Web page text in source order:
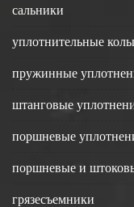
сальники
уплотнительные
пружинные
штанговые
поршневые
поршневые и
грязесъемники